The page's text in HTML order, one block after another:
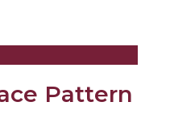
Pattern